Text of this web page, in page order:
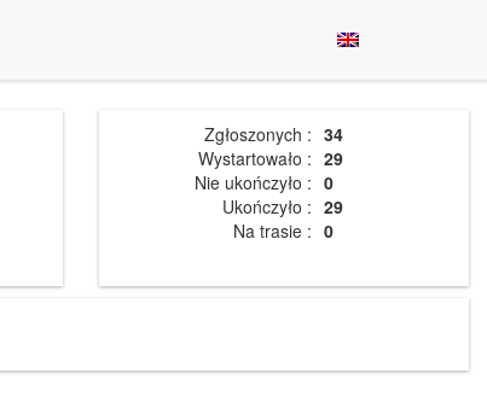
Zgłoszonych : 34
Wystartowało : 29
Nie ukończyło : 0
Ukończyło : 29
Na trasie : 0